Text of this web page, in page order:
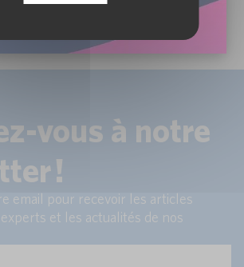
vous à notre
!
email pour recevoir les articles
et les actualités de nos